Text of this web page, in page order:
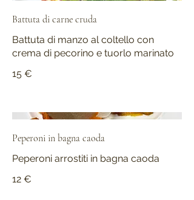
Battuta di carne cruda
Battuta di manzo al coltello con
crema di pecorino e tuorlo marinato
15 €
Peperoni in bagna caoda
Peperoni arrostiti in bagna caoda
12 €